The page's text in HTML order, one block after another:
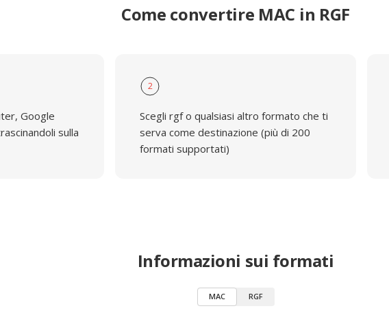
Come convertire MAC in RGF
Google
sulla
2
Scegli rgf o qualsiasi altro formato che ti
serva come destinazione (più di 200
formati supportati)
Informazioni sui formati
MAC RGF